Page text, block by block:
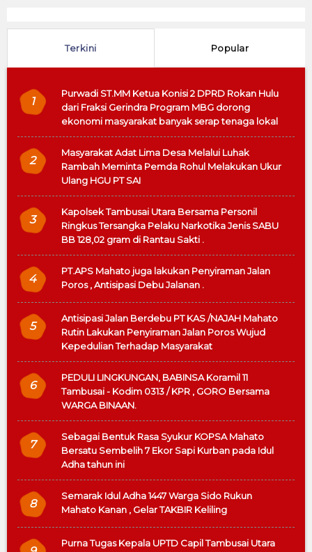
Terkini Popular
1
Purwadi ST.MM Ketua Konisi 2 DPRD Rokan Hulu
dari Fraksi Gerindra Program MBG dorong
ekonomi masyarakat banyak serap tenaga lokal
2
Masyarakat Adat Lima Desa Melalui Luhak
Rambah Meminta Pemda Rohul Melakukan Ukur
Ulang HGU PT SAI
3
Kapolsek Tambusai Utara Bersama Personil
Ringkus Tersangka Pelaku Narkotika Jenis SABU
BB 128,02 gram di Rantau Sakti .
4
PT.APS Mahato juga lakukan Penyiraman Jalan
Poros , Antisipasi Debu Jalanan .
5
Antisipasi Jalan Berdebu PT KAS /NAJAH Mahato
Rutin Lakukan Penyiraman Jalan Poros Wujud
Kepedulian Terhadap Masyarakat
6
PEDULI LINGKUNGAN, BABINSA Koramil 11
Tambusai - Kodim 0313 / KPR , GORO Bersama
WARGA BINAAN.
7
Sebagai Bentuk Rasa Syukur KOPSA Mahato
Bersatu Sembelih 7 Ekor Sapi Kurban pada Idul
Adha tahun ini
8
Semarak Idul Adha 1447 Warga Sido Rukun
Mahato Kanan , Gelar TAKBIR Keliling
Purna Tugas Kepala UPTD Capil Tambusai Utara